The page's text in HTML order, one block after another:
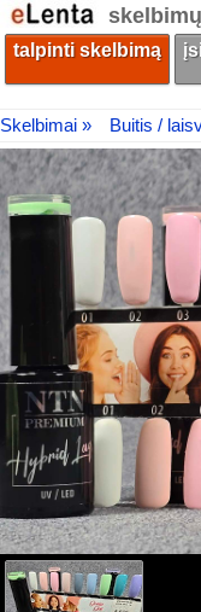
talpinti skelbimą
Skelbimai » Buitis /